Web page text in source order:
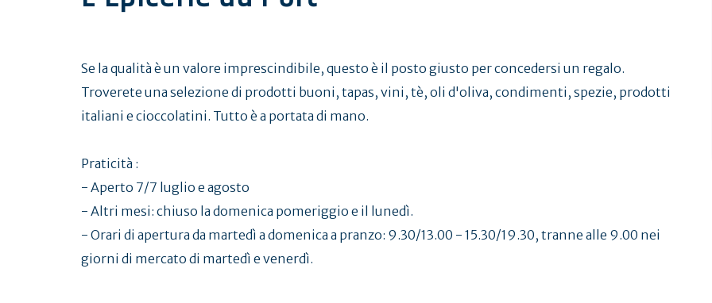
Se la qualità è un valore imprescindibile, questo è il posto giusto per concedersi un regalo.
Troverete una selezione di prodotti buoni, tapas, vini, tè, oli d'oliva, condimenti, spezie, prodotti
italiani e cioccolatini. Tutto è a portata di mano.
Praticità :
- Aperto 7/7 luglio e agosto
- Altri mesi: chiuso la domenica pomeriggio e il lunedì.
- Orari di apertura da martedì a domenica a pranzo: 9.30/13.00 - 15.30/19.30, tranne alle 9.00 nei
giorni di mercato di martedì e venerdì.